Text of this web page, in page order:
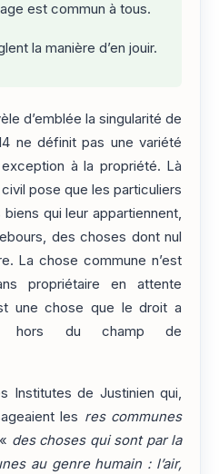
est commun à tous.
la manière d’en jouir.
d’emblée la singularité de
ne définit pas une variété
à la propriété. Là
pose que les particuliers
qui leur appartiennent,
des choses dont nul
La chose commune n’est
propriétaire en attente
une chose que le droit a
hors du champ de
Institutes de Justinien qui,
les res communes
des choses qui sont par la
au genre humain : l’air,